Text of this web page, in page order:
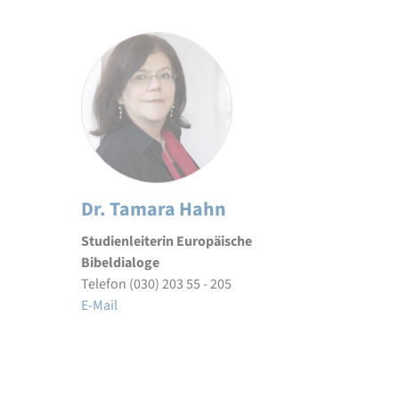
Dr. Tamara Hahn
Studienleiterin Europäische
Bibeldialoge
Telefon (030) 203 55 - 205
E-Mail